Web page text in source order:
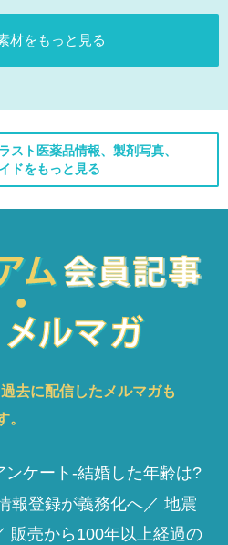
材をもっと見る
スト医薬品情報、製剤写真、
ドをもっと見る
去に配信したメルマガも
ンケート-結婚した年齢は?
報登録が義務化へ／ 地震
販売から100年以上経過の